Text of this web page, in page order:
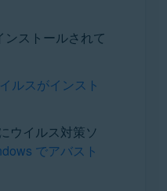
ストールされて
ルスがインスト
ウイルス対策ソ
でアバスト